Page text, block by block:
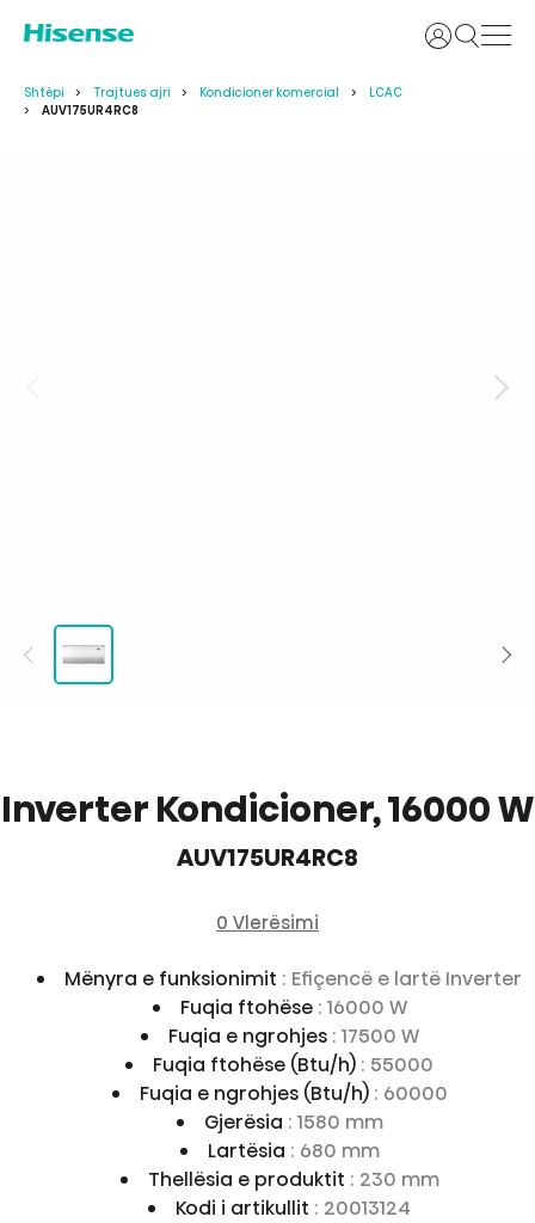
Identifikohu
Shtëpi Trajtues ajri Kondicioner komercial
LCAC
AUV175UR4RC8
Inverter Kondicioner, 16000 W
AUV175UR4RC8
0 Vlerësimi
Mënyra e funksionimit : Efiçencë e lartë Inverter
Fuqia ftohëse : 16000 W
Fuqia e ngrohjes : 17500 W
Fuqia ftohëse (Btu/h) : 55000
Fuqia e ngrohjes (Btu/h) : 60000
Gjerësia : 1580 mm
Lartësia : 680 mm
Thellësia e produktit : 230 mm
Kodi i artikullit : 20013124